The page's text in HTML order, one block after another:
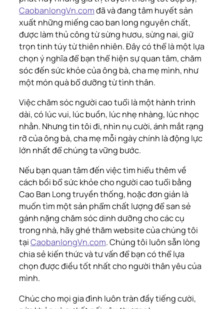
CaobanlongVn.comđã và đang tâm huyết sản
xuất những miếng cao ban long nguyên chất,
được làm thủ công từ sừng hươu, sừng nai, giữ
trọn tinh túy từ thiên nhiên. Đây có thể là một lựa
chọn ý nghĩa để bạn thể hiện sự quan tâm, chăm
sóc đến sức khỏe của ông bà, cha mẹ mình, như
một món quà bổ dưỡng từ tình thân.
Việc chăm sóc người cao tuổi là một hành trình
dài, có lúc vui, lúc buồn, lúc nhẹ nhàng, lúc nhọc
nhằn. Nhưng tin tôi đi, nhìn nụ cười, ánh mắt rạng
rỡ của ông bà, cha mẹ mỗi ngày chính là động lực
lớn nhất để chúng ta vững bước.
Nếu bạn quan tâm đến việc tìm hiểu thêm về
cách bồi bổ sức khỏe cho người cao tuổi bằng
Cao Ban Long truyền thống, hoặc đơn giản là
muốn tìm một sản phẩm chất lượng để san sẻ
gánh nặng chăm sóc dinh dưỡng cho các cụ
trong nhà, hãy ghé thăm website của chúng tôi
tạiCaobanlongVn.com. Chúng tôi luôn sẵn lòng
chia sẻ kiến thức và tư vấn để bạn có thể lựa
chọn được điều tốt nhất cho người thân yêu của
mình.
Chúc cho mọi gia đình luôn tràn đầy tiếng cười,